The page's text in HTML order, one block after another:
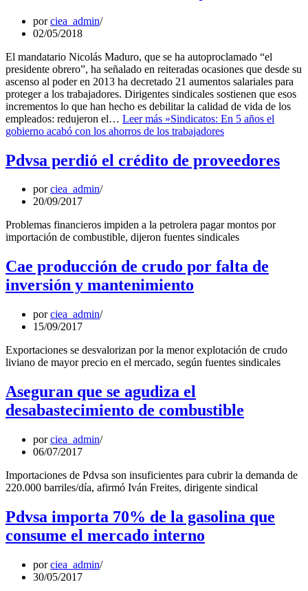
porciea_admin
02/05/2018
El mandatario Nicolás Maduro, que se ha autoproclamado “el
presidente obrero”, ha señalado en reiteradas ocasiones que desde su
ascenso al poder en 2013 ha decretado 21 aumentos salariales para
proteger a los trabajadores. Dirigentes sindicales sostienen que esos
incrementos lo que han hecho es debilitar la calidad de vida de los
empleados: redujeron el… Leer más »Sindicatos: En 5 años el
gobierno acabó con los ahorros de los trabajadores
Pdvsa perdió el crédito de proveedores
porciea_admin
20/09/2017
Problemas financieros impiden a la petrolera pagar montos por
importación de combustible, dijeron fuentes sindicales
Cae producción de crudo por falta de
inversión y mantenimiento
porciea_admin
15/09/2017
Exportaciones se desvalorizan por la menor explotación de crudo
liviano de mayor precio en el mercado, según fuentes sindicales
Aseguran que se agudiza el
desabastecimiento de combustible
porciea_admin
06/07/2017
Importaciones de Pdvsa son insuficientes para cubrir la demanda de
220.000 barriles/día, afirmó Iván Freites, dirigente sindical
Pdvsa importa 70% de la gasolina que
consume el mercado interno
porciea_admin
30/05/2017